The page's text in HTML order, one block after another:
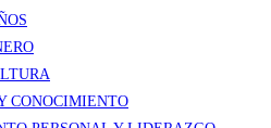
CONOCIMIENTO